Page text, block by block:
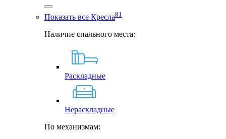
Показать все Кресла81
Наличие спального места:
Раскладные
Нераскладные
По механизмам: